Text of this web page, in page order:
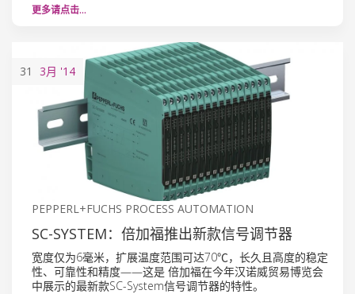
更多请点击…
31 3月 '14
PEPPERL+FUCHS PROCESS AUTOMATION
SC-SYSTEM：倍加福推出新款信号调节器
宽度仅为6毫米，扩展温度范围可达70℃，长久且高度的稳定
性、可靠性和精度——这是 倍加福在今年汉诺威贸易博览会
中展示的最新款SC-System信号调节器的特性。